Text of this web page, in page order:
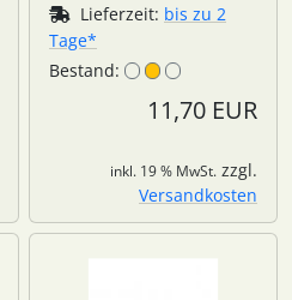
Lieferzeit: bis zu 2
Tage*
Bestand:
11,70 EUR
inkl. 19 % MwSt. zzgl.
Versandkosten